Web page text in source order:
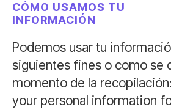
CÓMO USAMOS TU
INFORMACIÓN
Podemos usar tu
siguientes fines o como se
momento de la
your personal information